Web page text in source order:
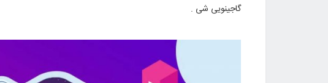
گاجینویی شی .